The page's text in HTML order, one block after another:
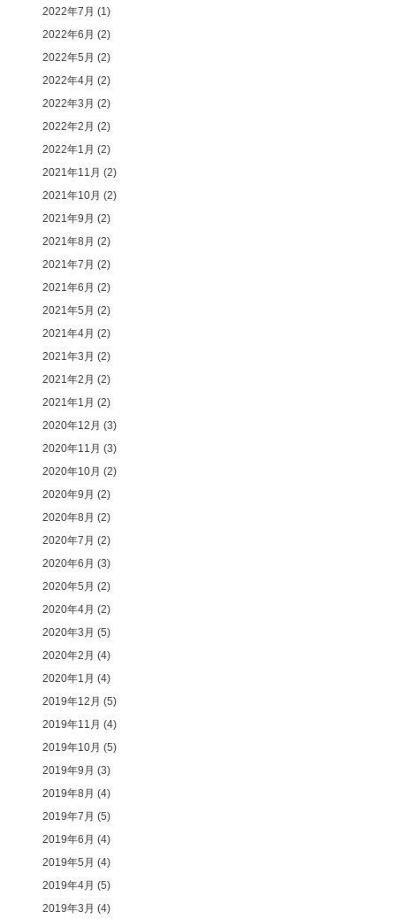
2022年7月 (1)
2022年6月 (2)
2022年5月 (2)
2022年4月 (2)
2022年3月 (2)
2022年2月 (2)
2022年1月 (2)
2021年11月 (2)
2021年10月 (2)
2021年9月 (2)
2021年8月 (2)
2021年7月 (2)
2021年6月 (2)
2021年5月 (2)
2021年4月 (2)
2021年3月 (2)
2021年2月 (2)
2021年1月 (2)
2020年12月 (3)
2020年11月 (3)
2020年10月 (2)
2020年9月 (2)
2020年8月 (2)
2020年7月 (2)
2020年6月 (3)
2020年5月 (2)
2020年4月 (2)
2020年3月 (5)
2020年2月 (4)
2020年1月 (4)
2019年12月 (5)
2019年11月 (4)
2019年10月 (5)
2019年9月 (3)
2019年8月 (4)
2019年7月 (5)
2019年6月 (4)
2019年5月 (4)
2019年4月 (5)
2019年3月 (4)